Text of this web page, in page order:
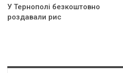
У Тернополі безкоштовно
роздавали рис